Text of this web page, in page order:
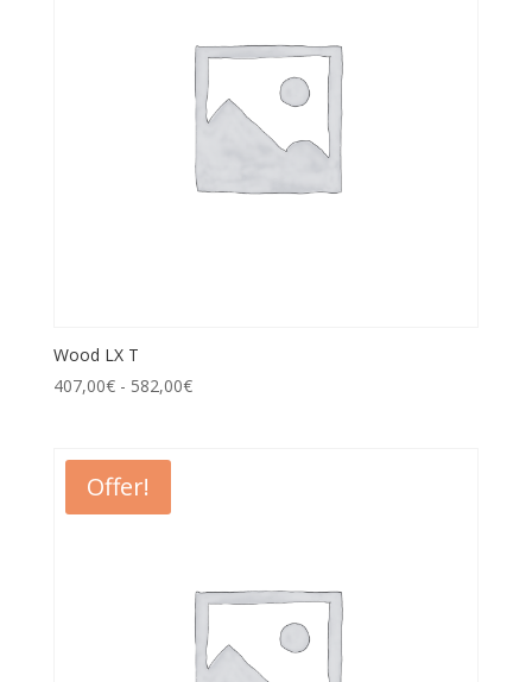
Wood LX T
407,00€- 582,00€
Offer!